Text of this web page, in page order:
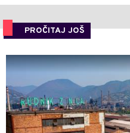
PROČITAJ JOŠ